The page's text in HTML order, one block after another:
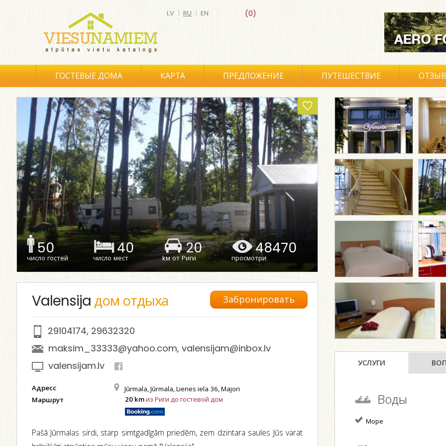
(0)
LV | RU | EN
ГОСТЕВЫЕ ДОМА КАРТА ПРЕДЛОЖЕНИЕ ПУТЕШЕСТВИЕ
50
число гостей
40
число мест
20
kм от Риги
48470
просмотри
Valensija дом отдыха Забронировать
29104174, 29632320
maksim_33333@yahoo.com, valensijam@inbox.lv
valensijam.lv
Адресс Jūrmala, Jūrmala, Lienes iela 36, Majori
Маршрут 20 kmиз Риги до гостевой дом
Pašā Jūrmalas sirdi, starp simtgadīgām priedēm, zem dzintara saules Jūs varat
УСЛУГИ
Воды
Море